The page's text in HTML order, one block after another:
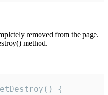
removed from the page.
method.
{